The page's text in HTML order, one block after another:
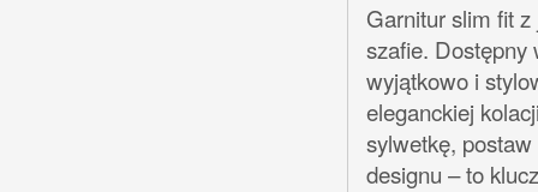
Garnitur slim fit
szafie. Dostępny
wyjątkowo i
eleganckiej
sylwetkę,
designu – to